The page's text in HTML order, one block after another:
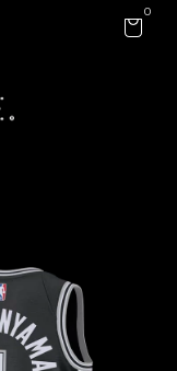
0